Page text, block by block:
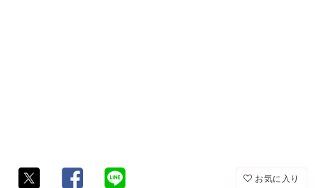
お気に入り